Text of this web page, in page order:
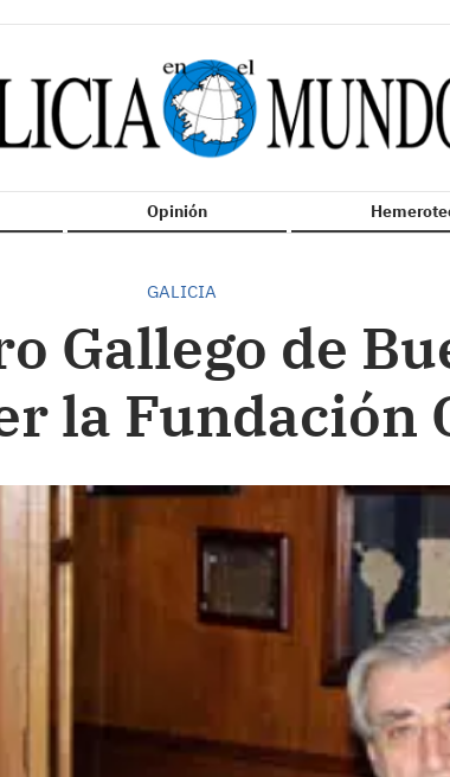
Opinión
GALICIA
Gallego de
la Fundación